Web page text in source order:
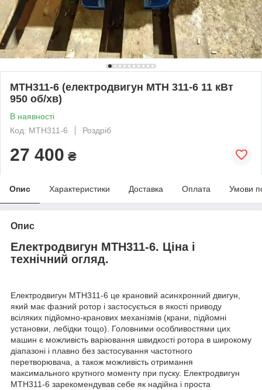
MTH311-6 (електродвигун MTH 311-6 11 кВт
950 об/хв)
В наявності
Код: МТН311-6
Роздріб
27 400 ₴
Опис Характеристики Доставка Оплата Умови
Опис
Електродвигун MTH311-6. Ціна і
технічний огляд.
Електродвигун MTH311-6 це крановий асинхронний двигун,
який має фазний ротор і застосується в якості приводу
всіляких підйомно-кранових механізмів (крани, підйомні
установки, лебідки тощо). Головними особливостями цих
машин є можливість варіювання швидкості ротора в широкому
діапазоні і плавно без застосування частотного
перетворювача, а також можливість отримання
максимального крутного моменту при пуску. Електродвигун
MTH311-6 зарекомендував себе як надійна і проста